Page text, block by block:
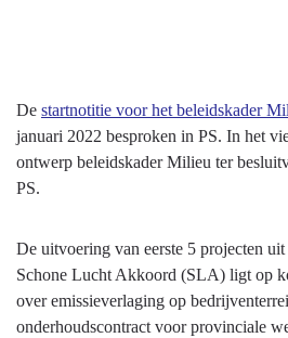
De startnotitie voor het beleidskader
januari 2022 besproken in PS. In het
ontwerp beleidskader Milieu ter
PS.
De uitvoering van eerste 5 projecten
Schone Lucht Akkoord (SLA) ligt op
over emissieverlaging op
onderhoudscontract voor provinciale